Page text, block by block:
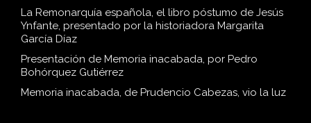
La Remonarquía española, el libro póstumo de Jesús
Ynfante, presentado por la historiadora Margarita
García Díaz
Presentación de Memoria inacabada, por Pedro
Bohórquez Gutiérrez
Memoria inacabada, de Prudencio Cabezas, vio la luz